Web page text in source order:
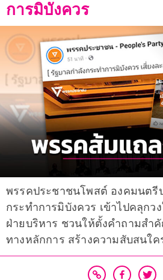
การมิบังควร
พรรคประชาชนโพสต์ องคมนตรี
กระทำการมิบังควร เข้าไปคลุกว
ฝ่ายบริหาร ชวนให้ตั้งคำถามสำ
ทางหลักการ สร้างความสับสนใ